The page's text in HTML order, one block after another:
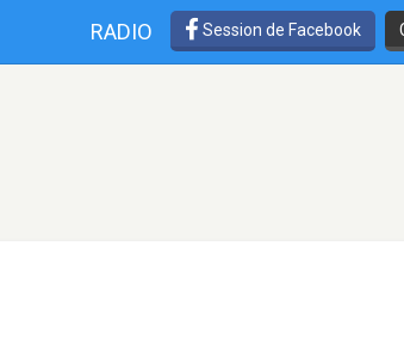
RADIO Session de Facebook